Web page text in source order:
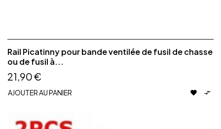
Rail Picatinny pour bande ventilée de fusil de chasse
ou de fusil à...
21,90 €
AJOUTER AU PANIER  